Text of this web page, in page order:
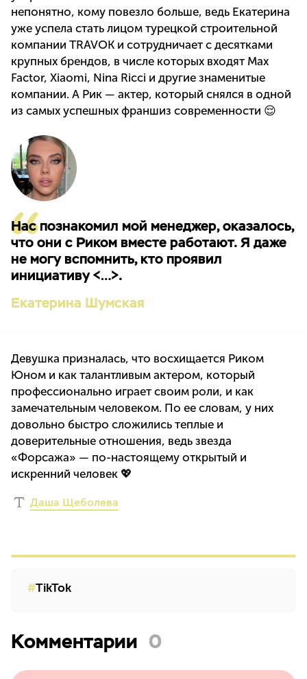
непонятно, кому повезло больше, ведь Екатерина
уже успела стать лицом турецкой строительной
компании TRAVOK и сотрудничает с десятками
крупных брендов, в числе которых входят Max
Factor, Xiaomi, Nina Ricci и другие знаменитые
компании. А Рик — актер, который снялся в одной
из самых успешных франшиз современности 😌
Нас познакомил мой менеджер, оказалось,
что они с Риком вместе работают. Я даже
не могу вспомнить, кто проявил
инициативу <…>.
Екатерина Шумская
Девушка призналась, что восхищается Риком
Юном и как талантливым актером, который
профессионально играет своим роли, и как
замечательным человеком. По ее словам, у них
довольно быстро сложились теплые и
доверительные отношения, ведь звезда
«Форсажа» — по-настоящему открытый и
искренний человек 💖
Даша Щеболева
TikTok
Комментарии 0